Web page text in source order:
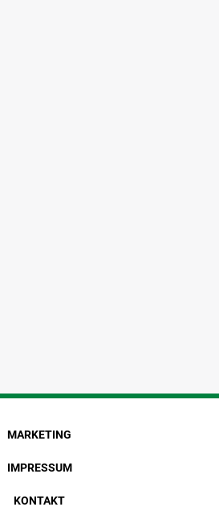
MARKETING
IMPRESSUM
KONTAKT